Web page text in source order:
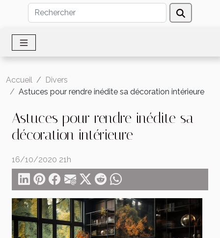
Accueil
Divers
Astuces pour rendre inédite sa décoration intérieure
Astuces pour rendre inédite sa
décoration intérieure
16/10/2020 21h